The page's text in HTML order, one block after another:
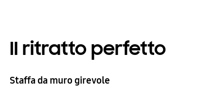
Il ritratto perfetto
Staffa da muro girevole